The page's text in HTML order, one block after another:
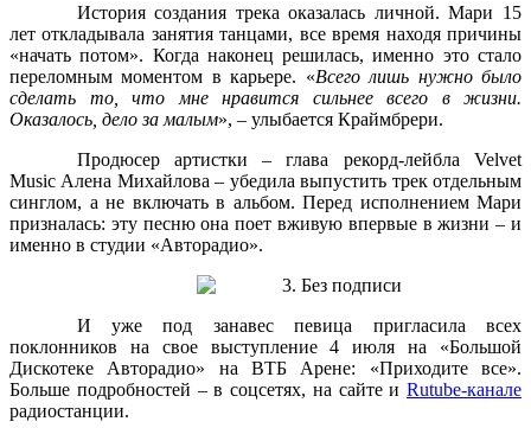
История создания трека оказалась личной. Мари 15
лет откладывала занятия танцами, все время находя причины
«начать потом». Когда наконец решилась, именно это стало
переломным моментом в карьере. «Всего лишь нужно было
сделать то, что мне нравится сильнее всего в жизни.
Оказалось, дело за малым», – улыбается Краймбрери.
Продюсер артистки – глава рекорд-лейбла Velvet
Music Алена Михайлова – убедила выпустить трек отдельным
синглом, а не включать в альбом. Перед исполнением Мари
призналась: эту песню она поет вживую впервые в жизни – и
именно в студии «Авторадио».
И уже под занавес певица пригласила всех
поклонников на свое выступление 4 июля на «Большой
Дискотеке Авторадио» на ВТБ Арене: «Приходите все».
Больше подробностей – в соцсетях, на сайте и Rutube-канале
радиостанции.